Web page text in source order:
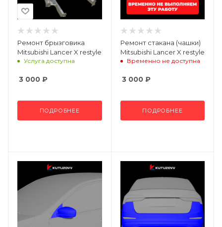
Ремонт брызговика
Mitsubishi Lancer X restyle
Услуга доступна
3 000 ₽
ПОДРОБНЕЕ
Ремонт стакана (чашки)
Mitsubishi Lancer X restyle
Временно не доступна
3 000₽
ПОДРОБНЕЕ